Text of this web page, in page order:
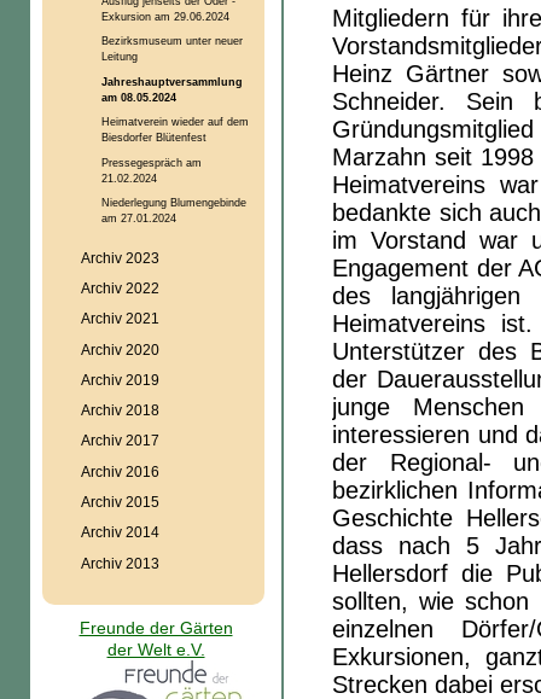
Mitgliedern für
Heinz Gärtner
Schneider. Sein
Marzahn seit
Heimatvereins
bedankte sich
im Vorstand war
Engagement der
des
Heimatvereins
Unterstützer des
der
junge
interessieren und
der Regional-
bezirklichen
Geschichte
dass nach 5
Hellersdorf die
sollten, wie schon
einzelnen
Exkursionen,
Strecken dabei
Exkursion am 29.06.2024
Bezirksmuseum unter neuer
Leitung
Jahreshauptversammlung
am 08.05.2024
Heimatverein wieder auf dem
Biesdorfer Blütenfest
Pressegespräch am
21.02.2024
Niederlegung Blumengebinde
am 27.01.2024
Archiv 2023
Archiv 2022
Archiv 2021
Archiv 2020
Archiv 2019
Archiv 2018
Archiv 2017
Archiv 2016
Archiv 2015
Archiv 2014
Archiv 2013
Freunde der Gärten
der Welt e.V.